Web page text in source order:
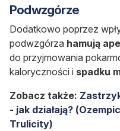
Podwzgórze
Dodatkowo poprzez
podwzgórza hamują
do przyjmowania
kaloryczności i spadku
Zobacz także:
- jak działają?
Trulicity)